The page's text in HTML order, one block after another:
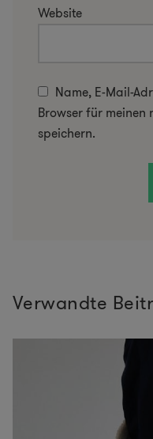
Website
Name, E-Mail-
Browser für meinen
speichern.
Verwandte